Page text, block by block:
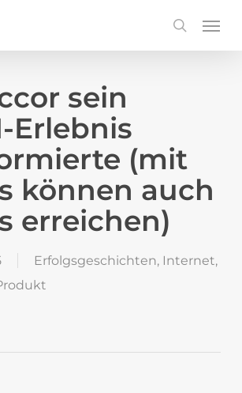
search
Menu
sein
Erlebnis
(mit
können auch
erreichen)
Erfolgsgeschichten, Internet,